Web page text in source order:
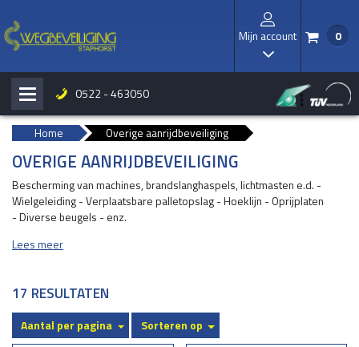
Mijn account
I
/ 0
H b 0522 - 463050
Home Overige aanrijdbeveiliging
OVERIGE AANRIJDBEVEILIGING
Bescherming van machines, brandslanghaspels, lichtmasten e.d. -
Wielgeleiding - Verplaatsbare palletopslag - Hoeklijn - Oprijplaten
- Diverse beugels - enz.
Lees meer
17 RESULTATEN
Aantal per pagina Sorteren op